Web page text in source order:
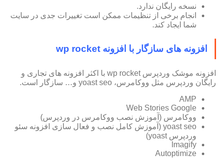
نسخه رایگان ندارد.
انجام برخی از تنظیمات ممکن است تغییرات جدی در سایت
شما ایجاد کند.
افزونه های سازگار با افزونه wp rocket
افزونه موشک وردپرس wp rocket با اکثر افزونه های تجاری و
رایگان وردپرس مثل ووکامرس، yoast seo و… سازگار است.
AMP
Web Stories Google
ووکامرس (آموزش نصب ووکامرس در وردپرس)
yoast seo (آموزش کامل نصب و فعال سازی افزونه سئو
وردپرس yoast)
Imagify
Autoptimize